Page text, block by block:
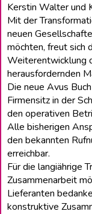
Kerstin Walter und
Mit der
neuen
möchten, freut sich
Weiterentwicklung
herausfordernden
Die neue Avus
Firmensitz in der
den operativen
Alle bisherigen
den bekannten
erreichbar.
Für die langiährige
Zusammenarbeit
Lieferanten
konstruktive